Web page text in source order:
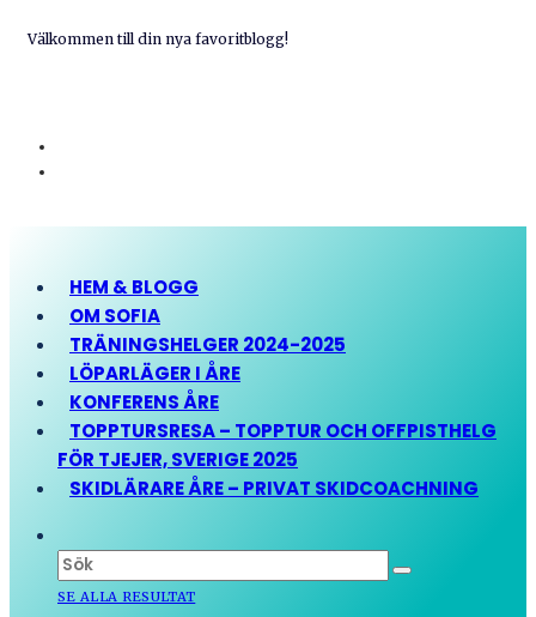
Välkommen till din nya favoritblogg!
HEM & BLOGG
OM SOFIA
TRÄNINGSHELGER 2024-2025
LÖPARLÄGER I ÅRE
KONFERENS ÅRE
TOPPTURSRESA – TOPPTUR OCH OFFPISTHELG
FÖR TJEJER, SVERIGE 2025
SKIDLÄRARE ÅRE – PRIVAT SKIDCOACHNING
SE ALLA RESULTAT